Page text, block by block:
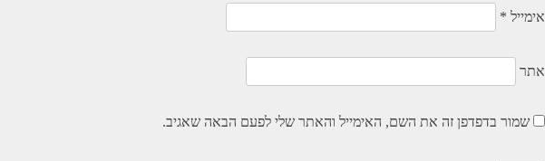
אימייל *
אתר
שמור בדפדפן זה את השם, האימייל והאתר שלי לפעם הבאה שאגיב.